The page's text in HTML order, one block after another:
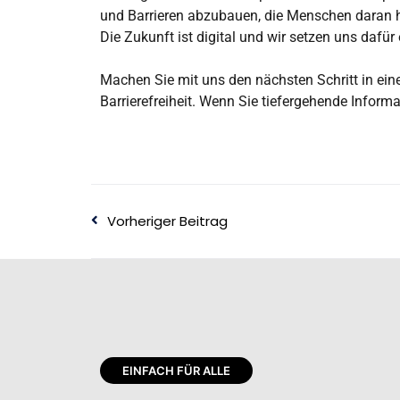
und Barrieren abzubauen, die Menschen
Die Zukunft ist digital und wir setzen uns
Machen Sie mit uns den nächsten Schritt in
Barrierefreiheit. Wenn Sie tiefergehende
Vorheriger Beitrag
EINFACH FÜR ALLE